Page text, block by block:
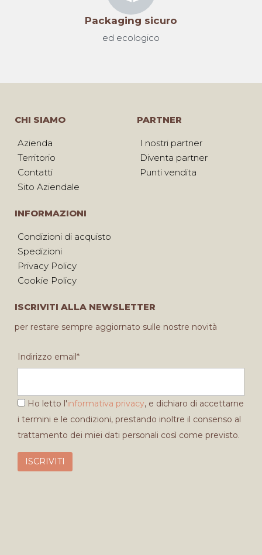
Packaging sicuro
ed ecologico
CHI SIAMO
Azienda
Territorio
Contatti
Sito Aziendale
PARTNER
I nostri partner
Diventa partner
Punti vendita
INFORMAZIONI
Condizioni di acquisto
Spedizioni
Privacy Policy
Cookie Policy
ISCRIVITI ALLA NEWSLETTER
per restare sempre aggiornato sulle nostre novità
Indirizzo email*
Ho letto l'informativa privacy, e dichiaro di accettarne
i termini e le condizioni, prestando inoltre il consenso al
trattamento dei miei dati personali così come previsto.